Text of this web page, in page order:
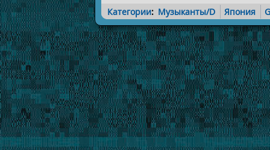
Категории: Музыканты/D Япония